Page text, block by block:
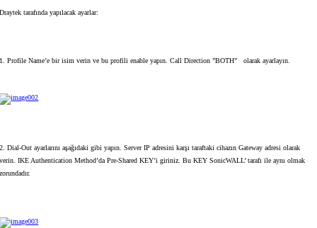
Draytek tarafında yapılacak ayarlar:
1. Profile Name’e bir isim verin ve bu profili enable yapın. Call Direction ”BOTH” olarak ayarlayın.
2. Dial-Out ayarlarını aşağıdaki gibi yapın. Server IP adresini karşı taraftaki cihazın Gateway adresi olarak
verin. IKE Authentication Method’da Pre-Shared KEY’i giriniz. Bu KEY SonicWALL’ tarafı ile aynı olmak
zorundadır.